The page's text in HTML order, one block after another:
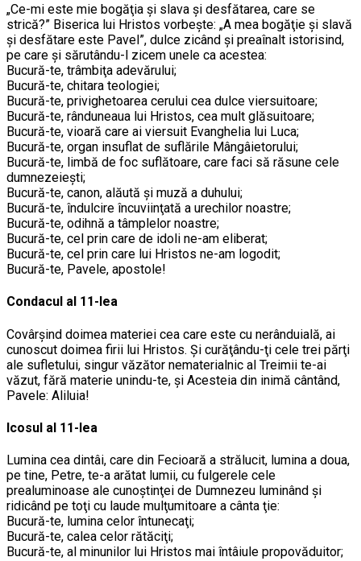
„Ce-mi este mie bogăţia şi slava şi desfătarea, care se
strică?” Biserica lui Hristos vorbeşte: „A mea bogăţie şi slavă
şi desfătare este Pavel”, dulce zicând şi preaînalt istorisind,
pe care şi sărutându-l zicem unele ca acestea:
Bucură-te, trâmbiţa adevărului;
Bucură-te, chitara teologiei;
Bucură-te, privighetoarea cerului cea dulce viersuitoare;
Bucură-te, rânduneaua lui Hristos, cea mult glăsuitoare;
Bucură-te, vioară care ai viersuit Evanghelia lui Luca;
Bucură-te, organ insuflat de suflările Mângâietorului;
Bucură-te, limbă de foc suflătoare, care faci să răsune cele
dumnezeieşti;
Bucură-te, canon, alăută şi muză a duhului;
Bucură-te, îndulcire încuviinţată a urechilor noastre;
Bucură-te, odihnă a tâmplelor noastre;
Bucură-te, cel prin care de idoli ne-am eliberat;
Bucură-te, cel prin care lui Hristos ne-am logodit;
Bucură-te, Pavele, apostole!
Condacul al 11-lea
Covârşind doimea materiei cea care este cu nerânduială, ai
cunoscut doimea firii lui Hristos. Şi curăţându-ţi cele trei părţi
ale sufletului, singur văzător nematerialnic al Treimii te-ai
văzut, fără materie unindu-te, şi Acesteia din inimă cântând,
Pavele: Aliluia!
Icosul al 11-lea
Lumina cea dintâi, care din Fecioară a strălucit, lumina a doua,
pe tine, Petre, te-a arătat lumii, cu fulgerele cele
prealuminoase ale cunoştinţei de Dumnezeu luminând şi
ridicând pe toţi cu laude mulţumitoare a cânta ţie:
Bucură-te, lumina celor întunecaţi;
Bucură-te, calea celor rătăciţi;
Bucură-te, al minunilor lui Hristos mai întâiule propovăduitor;